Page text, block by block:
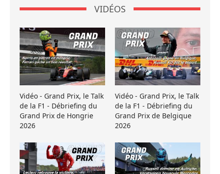
VIDÉOS
Vidéo - Grand Prix, le Talk
de la F1 - Débriefing du
Grand Prix de Hongrie
2026
Vidéo - Grand Prix, le Talk
de la F1 - Débriefing du
Grand Prix de Belgique
2026